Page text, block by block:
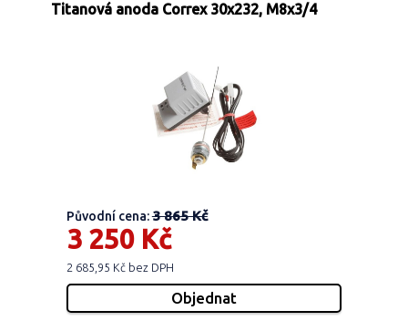
Titanová anoda Correx 30x232, M8x3/4
Původní cena:3 865 Kč
3 250 Kč
2 685,95 Kč bez DPH